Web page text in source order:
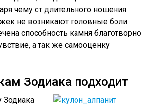
чему от длительного ношения
не возникают головные боли.
способность камня благотворно
а так же самооценку
Зодиака подходит
Зодиака